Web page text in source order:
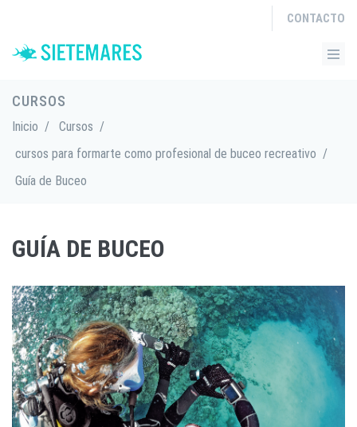
CONTACTO
CURSOS
Inicio / Cursos /
cursos para formarte como profesional de buceo recreativo /
Guía de Buceo
GUÍA DE BUCEO